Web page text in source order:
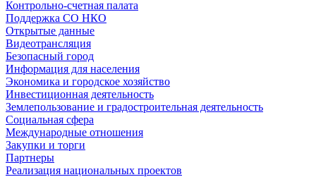
Контрольно-счетная палата
Поддержка СО НКО
Открытые данные
Видеотрансляция
Безопасный город
Информация для населения
Экономика и городское хозяйство
Инвестиционная деятельность
Землепользование и градостроительная деятельность
Социальная сфера
Международные отношения
Закупки и торги
Партнеры
Реализация национальных проектов